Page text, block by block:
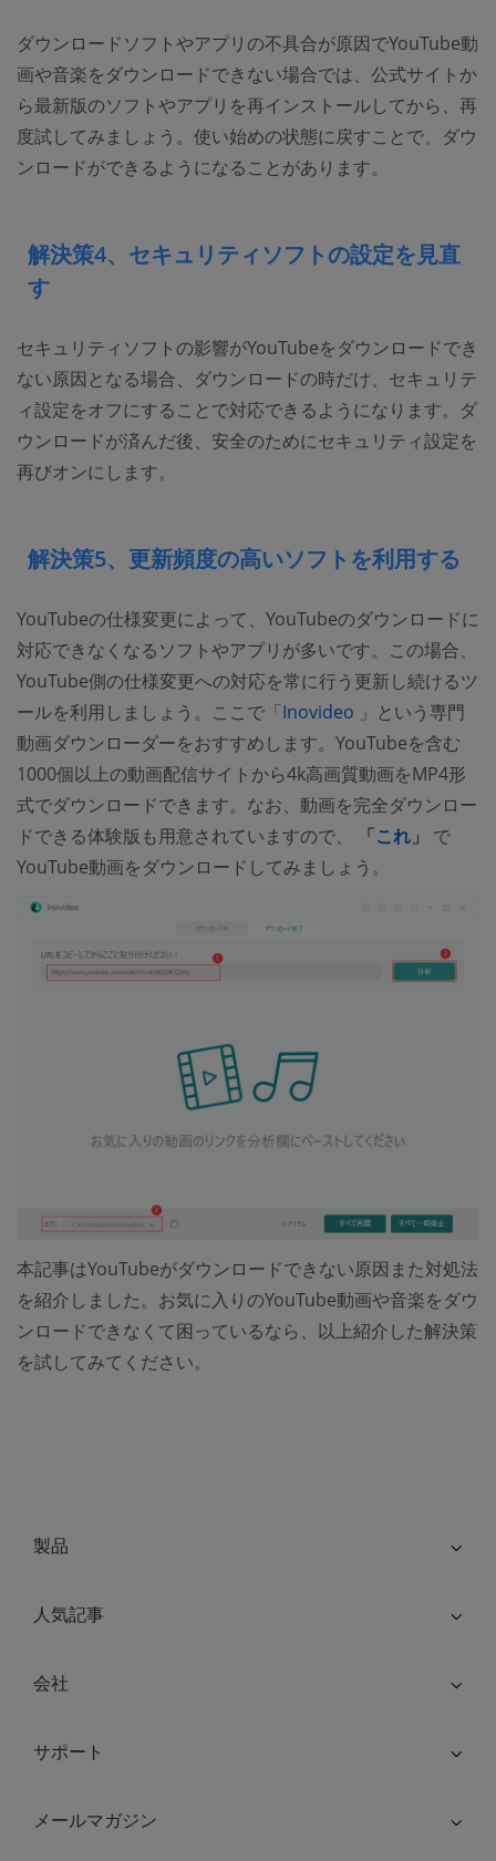
ダウンロードソフトやアプリの不具合が原因でYouTube動
画や音楽をダウンロードできない場合では、公式サイトか
ら最新版のソフトやアプリを再インストールしてから、再
度試してみましょう。使い始めの状態に戻すことで、ダウ
ンロードができるようになることがあります。
解決策4、セキュリティソフトの設定を見直
す
セキュリティソフトの影響がYouTubeをダウンロードでき
ない原因となる場合、ダウンロードの時だけ、セキュリテ
ィ設定をオフにすることで対応できるようになります。ダ
ウンロードが済んだ後、安全のためにセキュリティ設定を
再びオンにします。
解決策5、更新頻度の高いソフトを利用する
YouTubeの仕様変更によって、YouTubeのダウンロードに
対応できなくなるソフトやアプリが多いです。この場合、
YouTube側の仕様変更への対応を常に行う更新し続けるツ
ールを利用しましょう。ここで「Inovideo (opens new
」という専門
動画ダウンローダーをおすすめします。YouTubeを含む
1000個以上の動画配信サイトから4k高画質動画をMP4形
式でダウンロードできます。なお、動画を完全ダウンロー
ドできる体験版も用意されていますので、
「これ 」
で
YouTube動画をダウンロードしてみましょう。
本記事はYouTubeがダウンロードできない原因また対処法
を紹介しました。お気に入りのYouTube動画や音楽をダウ
ンロードできなくて困っているなら、以上紹介した解決策
を試してみてください。
製品
人気記事
会社
サポート
メールマガジン